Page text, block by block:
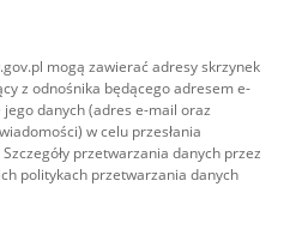
mogą zawierać adresy skrzynek
z odnośnika będącego adresem e-
danych (adres e-mail oraz
w celu przesłania
przetwarzania danych przez
politykach przetwarzania danych